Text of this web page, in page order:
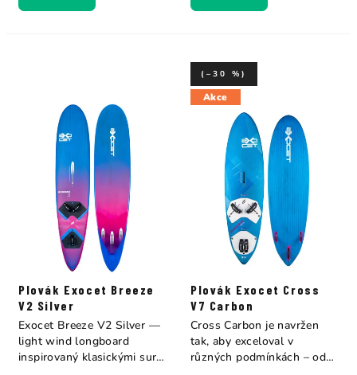
Plovák Exocet Breeze
V2 Silver
Exocet Breeze V2 Silver —
light wind longboard
inspirovaný klasickými surf
Akce
Plovák Exocet Cross
V7 Carbon
(–30 %)
Cross Carbon je navržen
tak, aby exceloval v
různých podmínkách – od